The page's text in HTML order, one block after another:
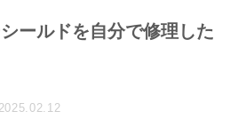
ールドを自分で修理した
2025.02.12